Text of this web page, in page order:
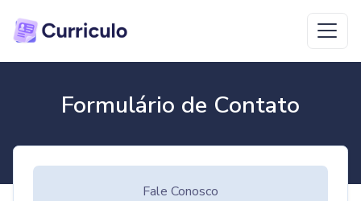
Formulário de Contato
Fale Conosco